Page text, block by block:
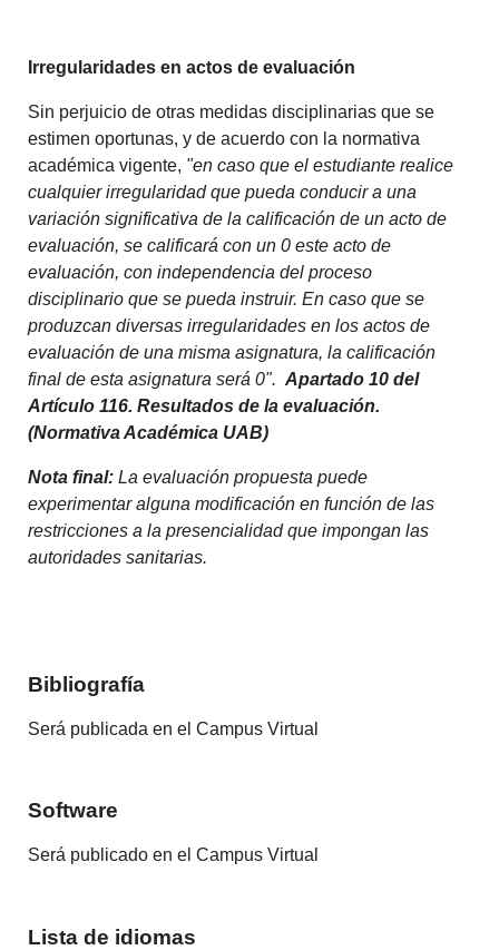
Irregularidades en actos de evaluación
Sin perjuicio de otras medidas disciplinarias que se
estimen oportunas, y de acuerdo con la normativa
académica vigente, "en caso que el estudiante realice
cualquier irregularidad que pueda conducir a una
variación significativa de la calificación de un acto de
evaluación, se calificará con un 0 este acto de
evaluación, con independencia del proceso
disciplinario que se pueda instruir. En caso que se
produzcan diversas irregularidades en los actos de
evaluación de una misma asignatura, la calificación
final de esta asignatura será 0".Apartado 10 del
Artículo 116. Resultados de la evaluación.
(Normativa Académica UAB)
Nota final:La evaluación propuesta puede
experimentar alguna modificación en función de las
restricciones a la presencialidad que impongan las
autoridades sanitarias.
Bibliografía
Será publicada en el Campus Virtual
Software
Será publicado en el Campus Virtual
Lista de idiomas